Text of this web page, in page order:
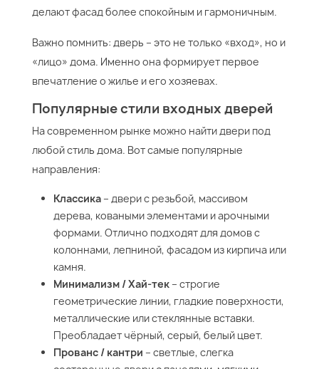
делают фасад более спокойным и гармоничным.
Важно помнить: дверь – это не только «вход», но и
«лицо» дома. Именно она формирует первое
впечатление о жилье и его хозяевах.
Популярные стили входных дверей
На современном рынке можно найти двери под
любой стиль дома. Вот самые популярные
направления:
Классика – двери с резьбой, массивом
дерева, коваными элементами и арочными
формами. Отлично подходят для домов с
колоннами, лепниной, фасадом из кирпича или
камня.
Минимализм / Хай-тек – строгие
геометрические линии, гладкие поверхности,
металлические или стеклянные вставки.
Преобладает чёрный, серый, белый цвет.
Прованс / кантри – светлые, слегка